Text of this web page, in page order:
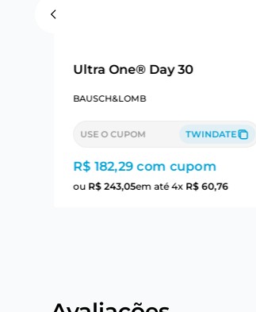
Ultra One® Day 30
BAUSCH&LOMB
USE O CUPOM TWINDATE
R$ 182,29com cupom
ou R$ 243,05em até4x R$ 60,76